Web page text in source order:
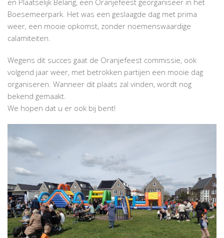
en Plaatselijk Belang, een Oranjefeest georganiseer in het
Boesemeerpark. Het was een geslaagde dag met prima
weer, een mooie opkomst, zonder noemenswaardige
calamiteiten.
Wegens dit succes gaat de Oranjefeest commissie, ook
volgend jaar weer, met betrokken partijen een mooie dag
organiseren. Wanneer dit plaats zal vinden, wordt nog
bekend gemaakt.
We hopen dat u er ook bij bent!